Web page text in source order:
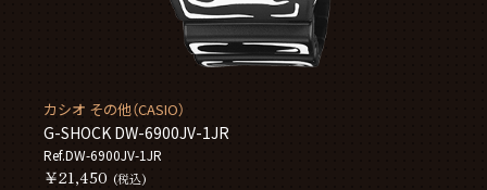
カシオ その他（CASIO）
G-SHOCK DW-6900JV-1JR
Ref.DW-6900JV-1JR
￥21,450 (税込)